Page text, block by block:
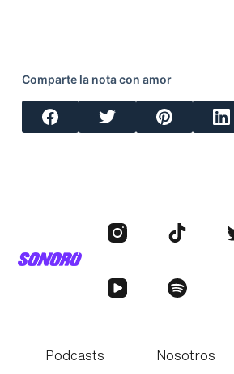
Comparte la nota con amor
Podcasts Nosotros